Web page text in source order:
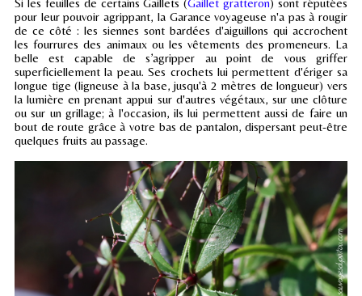
pour leur pouvoir agrippant, la Garance voyageuse n'a pas à rougir
de ce côté : les siennes sont bardées d'aiguillons qui accrochent
les fourrures des animaux ou les vêtements des promeneurs. La
belle est capable de s’agripper au point de vous griffer
superficiellement la peau. Ses crochets lui permettent d'ériger sa
longue tige (ligneuse à la base, jusqu'à 2 mètres de longueur) vers
la lumière en prenant appui sur d'autres végétaux, sur une clôture
ou sur un grillage; à l'occasion, ils lui permettent aussi de faire un
bout de route grâce à votre bas de pantalon, dispersant peut-être
quelques fruits au passage.